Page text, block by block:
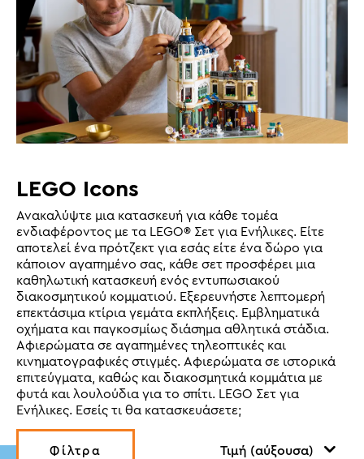
LEGO Icons
Ανακαλύψτε μια κατασκευή για κάθε τομέα
ενδιαφέροντος με τα LEGO® Σετ για Ενήλικες. Είτε
αποτελεί ένα πρότζεκτ για εσάς είτε ένα δώρο για
κάποιον αγαπημένο σας, κάθε σετ προσφέρει μια
καθηλωτική κατασκευή ενός εντυπωσιακού
διακοσμητικού κομματιού. Εξερευνήστε λεπτομερή
επεκτάσιμα κτίρια γεμάτα εκπλήξεις. Εμβληματικά
οχήματα και παγκοσμίως διάσημα αθλητικά στάδια.
Αφιερώματα σε αγαπημένες τηλεοπτικές και
κινηματογραφικές στιγμές. Αφιερώματα σε ιστορικά
επιτεύγματα, καθώς και διακοσμητικά κομμάτια με
φυτά και λουλούδια για το σπίτι. LEGO Σετ για
Ενήλικες. Εσείς τι θα κατασκευάσετε;
Φίλτρα Τιμή (αύξουσα)